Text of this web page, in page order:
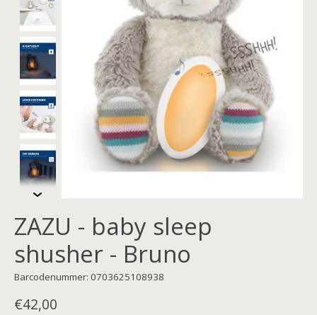
ZAZU - baby sleep
shusher - Bruno
Barcodenummer: 0703625108938
€42,00